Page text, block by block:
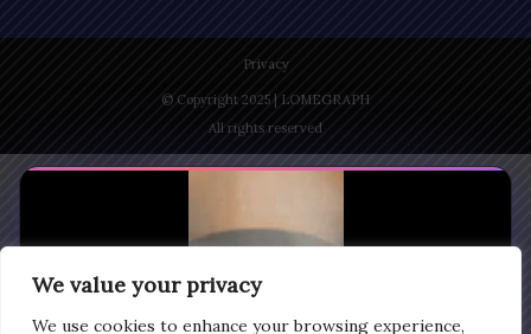
We value your privacy
We use cookies to enhance your browsing experience,
Privacy
© Copyright 2025 | LOMEGRAPH
All rights reserved